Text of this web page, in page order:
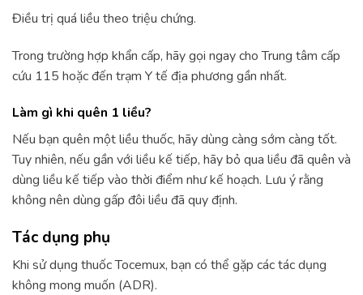
Điều trị quá liều theo triệu chứng.
Trong trường hợp khẩn cấp, hãy gọi ngay cho Trung tâm cấp
cứu 115 hoặc đến trạm Y tế địa phương gần nhất.
Làm gì khi quên 1 liều?
Nếu bạn quên một liều thuốc, hãy dùng càng sớm càng tốt.
Tuy nhiên, nếu gần với liều kế tiếp, hãy bỏ qua liều đã quên và
dùng liều kế tiếp vào thời điểm như kế hoạch. Lưu ý rằng
không nên dùng gấp đôi liều đã quy định.
Tác dụng phụ
Khi sử dụng thuốc Tocemux, bạn có thể gặp các tác dụng
không mong muốn (ADR).